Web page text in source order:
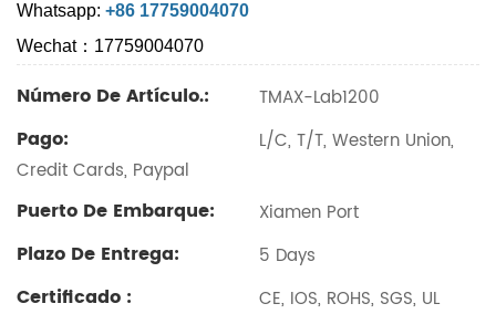
Whatsapp: +86 17759004070
Wechat：17759004070
Número De Artículo.: TMAX-Lab1200
Pago:
L/C, T/T, Western Union,
Credit Cards, Paypal
Puerto De Embarque: Xiamen Port
Plazo De Entrega: 5 Days
Certificado :
CE, IOS, ROHS, SGS, UL